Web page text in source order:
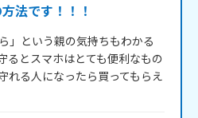
法です！！！
」という親の気持ちもわかる
るとスマホはとても便利なもの
れる人になったら買ってもらえ